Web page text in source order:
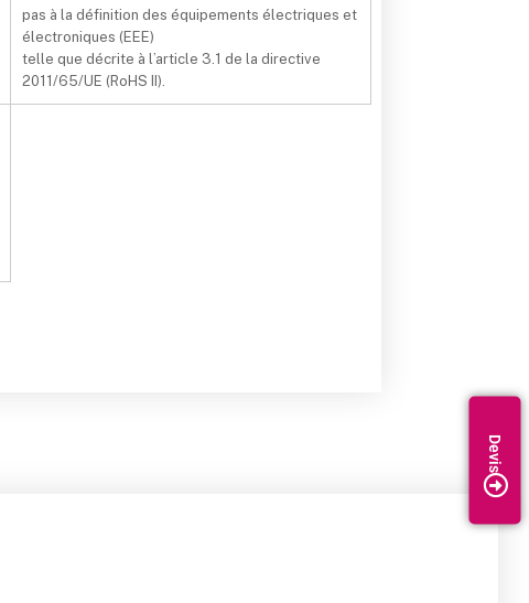
pas à la définition des équipements électriques et
électroniques (EEE)
telle que décrite à l’article 3.1 de la directive
2011/65/UE (RoHS II).